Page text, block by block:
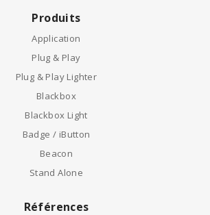
Produits
Application
Plug & Play
Plug & Play Lighter
Blackbox
Blackbox Light
Badge / iButton
Beacon
Stand Alone
Références